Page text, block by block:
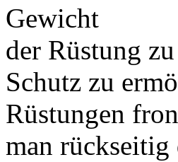
Gewicht
der Rüstung
Schutz zu
Rüstungen
man rückseitig